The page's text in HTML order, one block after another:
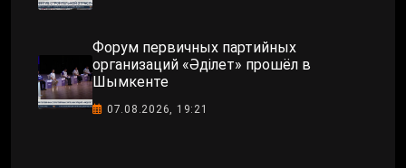
Форум первичных партийных
организаций «Әділет» прошёл в
Шымкенте
07.08.2026, 19:21